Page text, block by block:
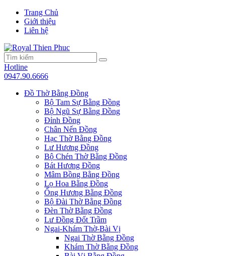
Trang Chủ
Giới thiệu
Liên hệ
Hotline
0947.90.6666
Đồ Thờ Bằng Đồng
Bộ Tam Sự Bằng Đồng
Bộ Ngũ Sự Bằng Đồng
Đỉnh Đồng
Chân Nến Đồng
Hạc Thờ Bằng Đồng
Lư Hương Đồng
Bộ Chén Thờ Bằng Đồng
Bát Hương Đồng
Mâm Bồng Bằng Đồng
Lọ Hoa Bằng Đồng
Ống Hương Bằng Đồng
Bộ Đài Thờ Bằng Đồng
Đèn Thờ Bằng Đồng
Lư Đồng Đốt Trầm
Ngai-Khám Thờ-Bài Vị
Ngai Thờ Bằng Đồng
Khám Thờ Bằng Đồng